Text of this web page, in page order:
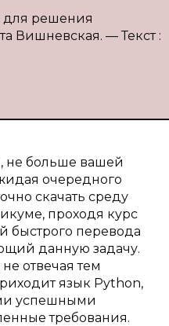
для решения
Вишневская. — Текст :
не больше вашей
очередного
скачать среду
проходя курс
быстрого перевода
данную задачу.
отвечая тем
язык Python,
успешными
требования.